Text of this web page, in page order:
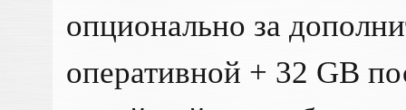
опционально за
оперативной + 32 GB